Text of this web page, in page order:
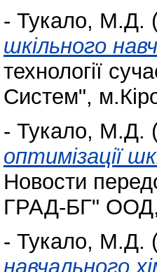
- Тукало, М.Д.
шкільного
технології
Систем",
- Тукало, М.Д.
оптимізації
Новости
ГРАД-БГ" ООД,
- Тукало, М.Д.
навчального